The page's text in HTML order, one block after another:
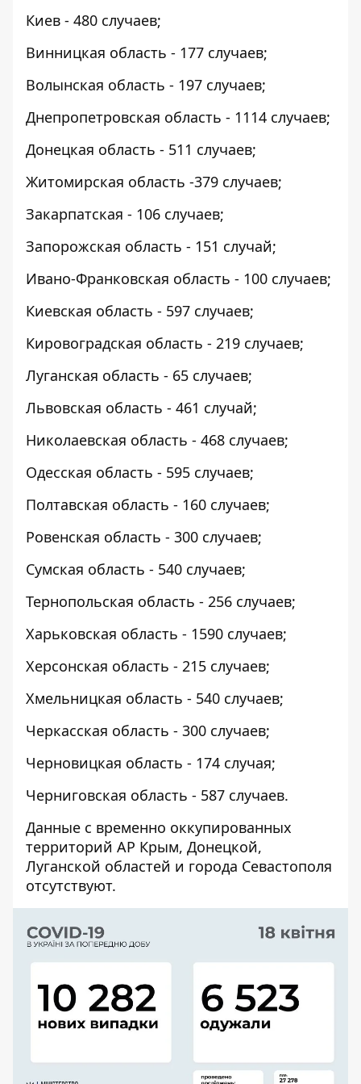
Киев - 480 случаев;
Винницкая область - 177 случаев;
Волынская область - 197 случаев;
Днепропетровская область - 1114 случаев;
Донецкая область - 511 случаев;
Житомирская область -379 случаев;
Закарпатская - 106 случаев;
Запорожская область - 151 случай;
Ивано-Франковская область - 100 случаев;
Киевская область - 597 случаев;
Кировоградская область - 219 случаев;
Луганская область - 65 случаев;
Львовская область - 461 случай;
Николаевская область - 468 случаев;
Одесская область - 595 случаев;
Полтавская область - 160 случаев;
Ровенская область - 300 случаев;
Сумская область - 540 случаев;
Тернопольская область - 256 случаев;
Харьковская область - 1590 случаев;
Херсонская область - 215 случаев;
Хмельницкая область - 540 случаев;
Черкасская область - 300 случаев;
Черновицкая область - 174 случая;
Черниговская область - 587 случаев.
Данные с временно оккупированных
территорий АР Крым, Донецкой,
Луганской областей и города Севастополя
отсутствуют.